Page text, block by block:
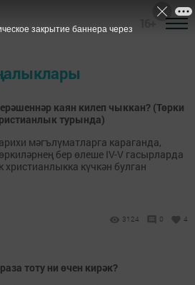
каян килеп чыккан? (Төрки
турында)
мәгълүматларга караганда,
бер өлеше IV-V гасырларда
христианлыкка күчкән булган
3124 0 4
тоту ни өчен кирәк?
закрытие баннера через